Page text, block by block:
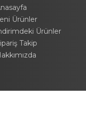
Ürünler
Ürünler
Takip